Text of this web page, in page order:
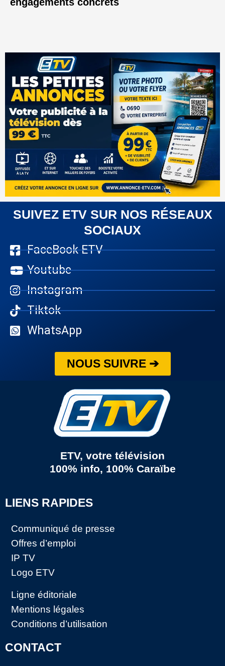
SUIVEZ ETV SUR NOS RÉSEAUX
SOCIAUX
FaceBook ETV
Youtube
Instagram
Tiktok
WhatsApp
NOUS SUIVRE ➔
ETV, votre télévision
100% info, 100% Caraïbe
LIENS RAPIDES
Communiqué de presse
Offres d’emploi
IP TV
Logo ETV
Ligne éditoriale
Mentions légales
Conditions d’utilisation
CONTACT